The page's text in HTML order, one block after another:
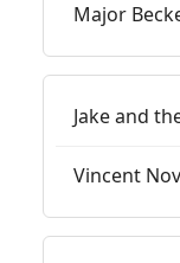
Major
Jake and
Vincent